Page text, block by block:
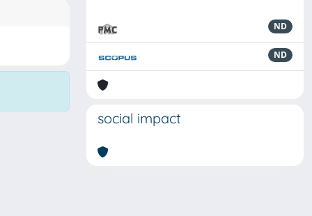
ND
ND
social impact